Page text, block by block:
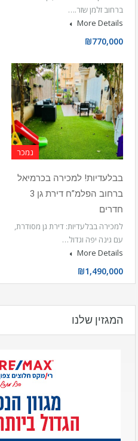
ברחוב זלמן שזר.…
More Details
₪770,000
נמכר
בבלעדיות! למכירה בכרמיאל
ברחוב הפלמ”ח דירת גן 3
חדרים
למכירה בבלעדיות: דירת גן מסודרת,
עם גינה יפה וגדול…
More Details
₪1,490,000
המגזין שלנו